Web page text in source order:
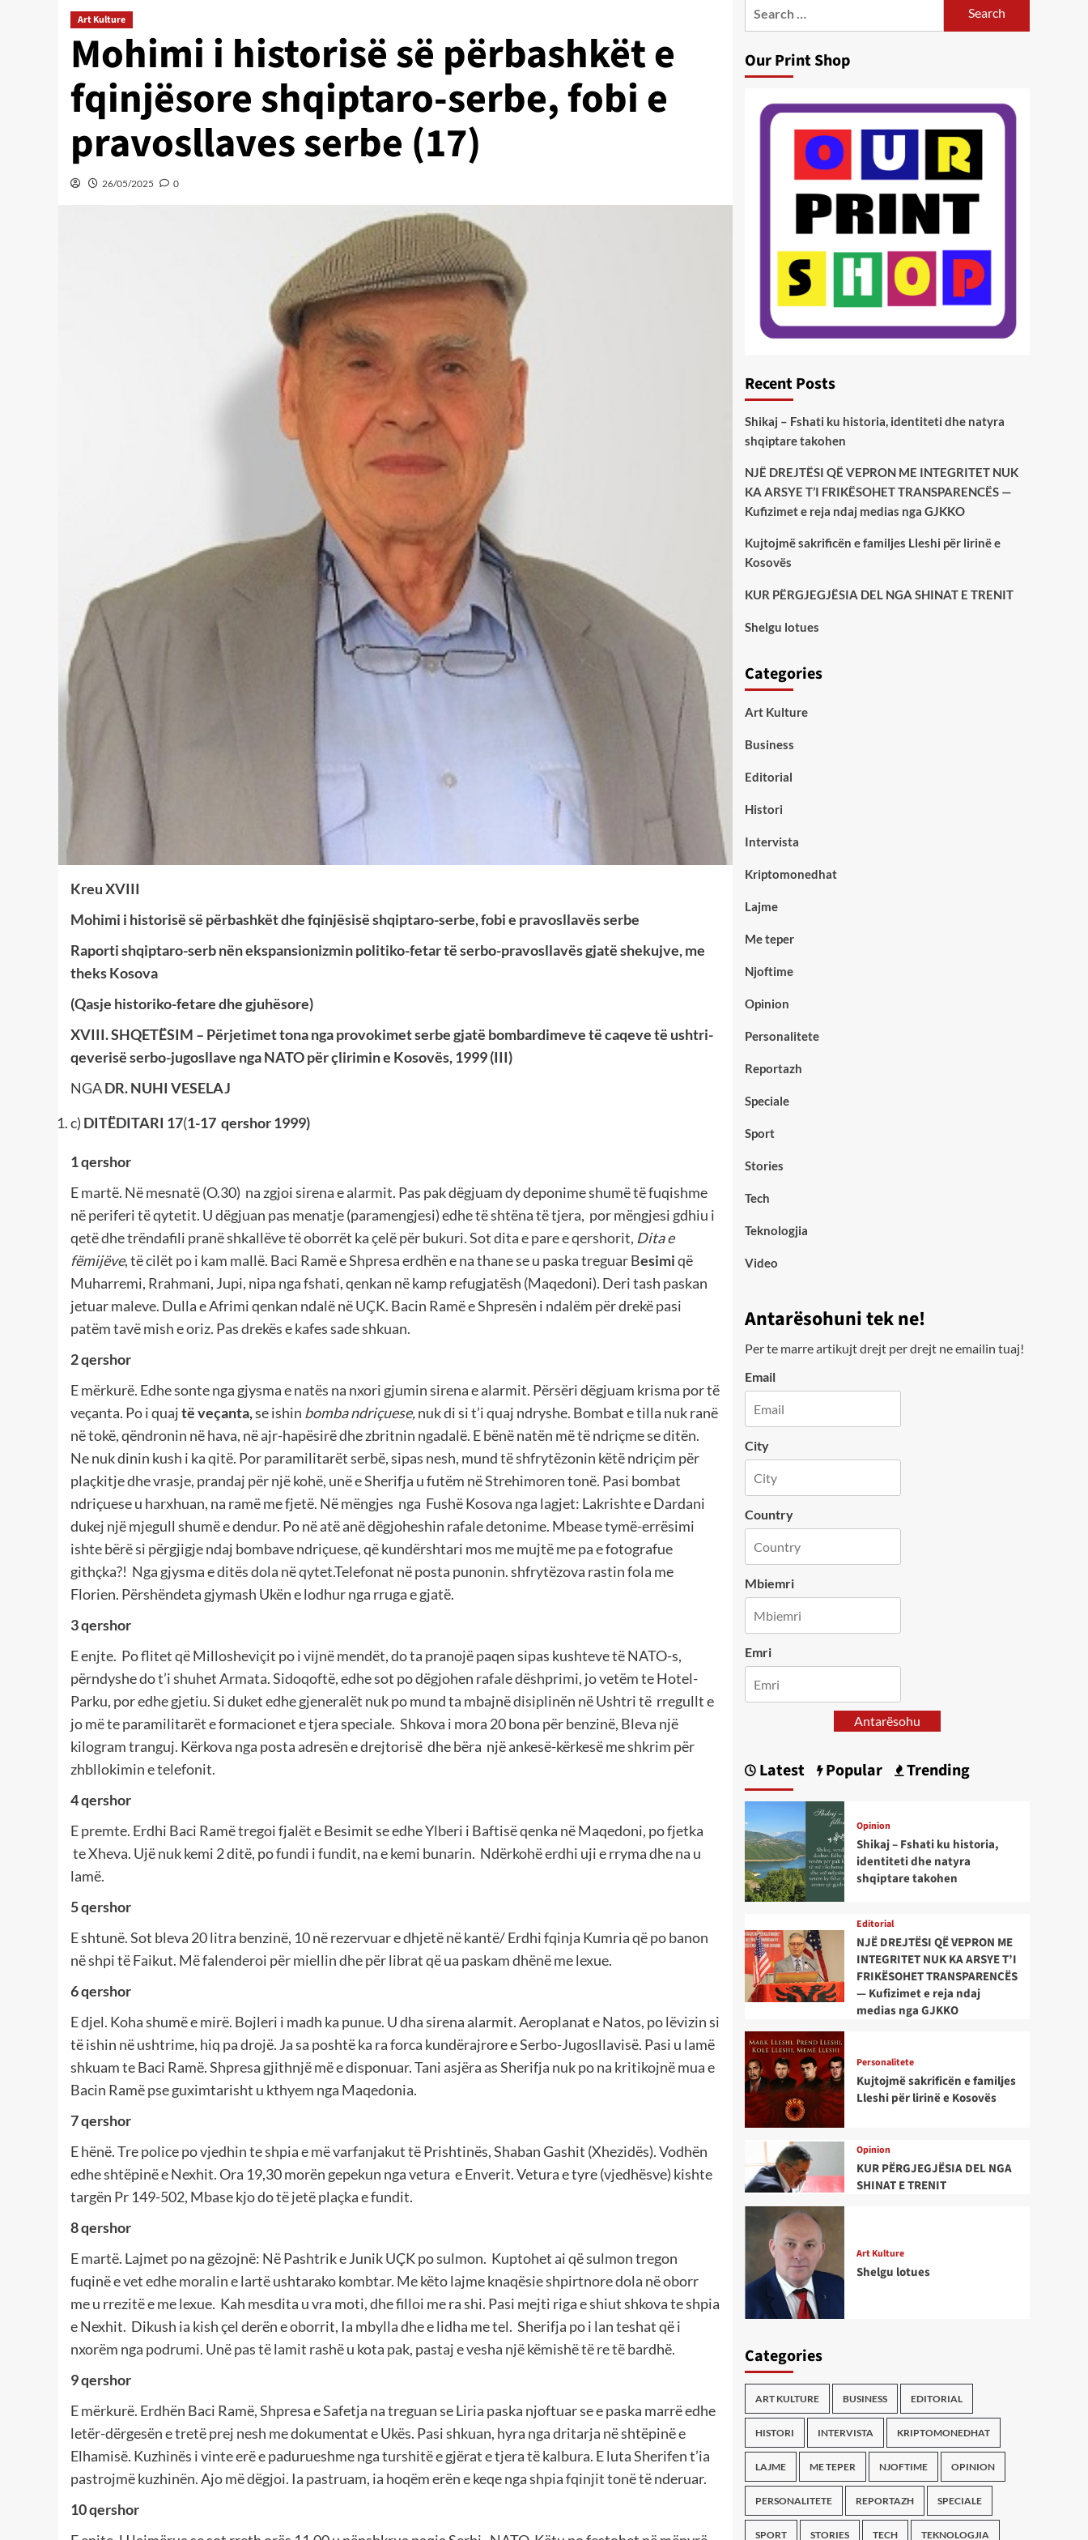
Art Kulture
Mohimi i historisë së përbashkët e
fqinjësore shqiptaro-serbe, fobi e
pravosllaves serbe (17)
26/05/2025 0
Kreu XVIII
Mohimi i historisë së përbashkët dhe fqinjësisë shqiptaro-serbe, fobi e pravosllavës serbe
Raporti shqiptaro-serb nën ekspansionizmin politiko-fetar të serbo-pravosllavës gjatë shekujve, me
theks Kosova
(Qasje historiko-fetare dhe gjuhësore)
XVIII. SHQETËSIM – Përjetimet tona nga provokimet serbe gjatë bombardimeve të caqeve të ushtri-
qeverisë serbo-jugosllave nga NATO për çlirimin e Kosovës, 1999 (III)
NGADR. NUHI VESELAJ
c) DITËDITARI 17(1-17 qershor 1999)
1 qershor
E martë. Në mesnatë (O.30) na zgjoi sirena e alarmit. Pas pak dëgjuam dy deponime shumë të fuqishme
në periferi të qytetit. U dëgjuan pas menatje (paramengjesi) edhe të shtëna të tjera, por mëngjesi gdhiu i
qetë dhe trëndafili pranë shkallëve të oborrët ka çelë për bukuri. Sot dita e pare e qershorit, Dita e
fëmijëve, të cilët po i kam mallë. Baci Ramë e Shpresa erdhën e na thane se u paska treguar Besimiqë
Muharremi, Rrahmani, Jupi, nipa nga fshati, qenkan në kamp refugjatësh (Maqedoni). Deri tash paskan
jetuar maleve. Dulla e Afrimi qenkan ndalë në UÇK. Bacin Ramë e Shpresën i ndalëm për drekë pasi
patëm tavë mish e oriz. Pas drekës e kafes sade shkuan.
2 qershor
E mërkurë. Edhe sonte nga gjysma e natës na nxori gjumin sirena e alarmit. Përsëri dëgjuam krisma por të
veçanta. Po i quajtë veçanta,se ishin bomba ndriçuese,nuk di si t’i quaj ndryshe. Bombat e tilla nuk ranë
në tokë, qëndronin në hava, në ajr-hapësirë dhe zbritnin ngadalë. E bënë natën më të ndriçme se ditën.
Ne nuk dinin kush i ka qitë. Por paramilitarët serbë, sipas nesh, mund të shfrytëzonin këtë ndriçim për
plaçkitje dhe vrasje, prandaj për një kohë, unë e Sherifja u futëm në Strehimoren tonë. Pasi bombat
ndriçuese u harxhuan, na ramë me fjetë. Në mëngjes nga Fushë Kosova nga lagjet: Lakrishte e Dardani
dukej një mjegull shumë e dendur. Po në atë anë dëgjoheshin rafale detonime. Mbease tymë-errësimi
ishte bërë si përgjigje ndaj bombave ndriçuese, që kundërshtari mos me mujtë me pa e fotografue
githçka?! Nga gjysma e ditës dola në qytet.Telefonat në posta punonin. shfrytëzova rastin fola me
Florien. Përshëndeta gjymash Ukën e lodhur nga rruga e gjatë.
3 qershor
E enjte. Po flitet që Millosheviçit po i vijnë mendët, do ta pranojë paqen sipas kushteve të NATO-s,
përndyshe do t’i shuhet Armata. Sidoqoftë, edhe sot po dëgjohen rafale dëshprimi, jo vetëm te Hotel-
Parku, por edhe gjetiu. Si duket edhe gjeneralët nuk po mund ta mbajnë disiplinën në Ushtri të rregullt e
jo më te paramilitarët e formacionet e tjera speciale. Shkova i mora 20 bona për benzinë, Bleva një
kilogram tranguj. Kërkova nga posta adresën e drejtorisë dhe bëra një ankesë-kërkesë me shkrim për
zhbllokimin e telefonit.
4 qershor
E premte. Erdhi Baci Ramë tregoi fjalët e Besimit se edhe Ylberi i Baftisë qenka në Maqedoni, po fjetka
te Xheva. Ujë nuk kemi 2 ditë, po fundi i fundit, na e kemi bunarin. Ndërkohë erdhi uji e rryma dhe na u
lamë.
5 qershor
E shtunë. Sot bleva 20 litra benzinë, 10 në rezervuar e dhjetë në kantë/ Erdhi fqinja Kumria që po banon
në shpi të Faikut. Më falenderoi për miellin dhe për librat që ua paskam dhënë me lexue.
6 qershor
E djel. Koha shumë e mirë. Bojleri i madh ka punue. U dha sirena alarmit. Aeroplanat e Natos, po lëvizin si
të ishin në ushtrime, hiq pa drojë. Ja sa poshtë ka ra forca kundërajrore e Serbo-Jugosllavisë. Pasi u lamë
shkuam te Baci Ramë. Shpresa gjithnjë më e disponuar. Tani asjëra as Sherifja nuk po na kritikojnë mua e
Bacin Ramë pse guximtarisht u kthyem nga Maqedonia.
7 qershor
E hënë. Tre police po vjedhin te shpia e më varfanjakut të Prishtinës, Shaban Gashit (Xhezidës). Vodhën
edhe shtëpinë e Nexhit. Ora 19,30 morën gepekun nga vetura e Enverit. Vetura e tyre (vjedhësve) kishte
targën Pr 149-502, Mbase kjo do të jetë plaçka e fundit.
8 qershor
E martë. Lajmet po na gëzojnë: Në Pashtrik e Junik UÇK po sulmon. Kuptohet ai që sulmon tregon
fuqinë e vet edhe moralin e lartë ushtarako kombtar. Me këto lajme knaqësie shpirtnore dola në oborr
me u rrezitë e me lexue. Kah mesdita u vra moti, dhe filloi me ra shi. Pasi mejti riga e shiut shkova te shpia
e Nexhit. Dikush ia kish çel derën e oborrit, Ia mbylla dhe e lidha me tel. Sherifja po i lan teshat që i
nxorëm nga podrumi. Unë pas të lamit rashë u kota pak, pastaj e vesha një këmishë të re të bardhë.
9 qershor
E mërkurë. Erdhën Baci Ramë, Shpresa e Safetja na treguan se Liria paska njoftuar se e paska marrë edhe
letër-dërgesën e tretë prej nesh me dokumentat e Ukës. Pasi shkuan, hyra nga dritarja në shtëpinë e
Elhamisë. Kuzhinës i vinte erë e padurueshme nga turshitë e gjërat e tjera të kalbura. E luta Sherifen t’ia
pastrojmë kuzhinën. Ajo më dëgjoi. Ia pastruam, ia hoqëm erën e keqe nga shpia fqinjit tonë të nderuar.
10 qershor
Our Print Shop
Recent Posts
Shikaj – Fshati ku historia, identiteti dhe natyra
shqiptare takohen
NJË DREJTËSI QË VEPRON ME INTEGRITET NUK
KA ARSYE T’I FRIKËSOHET TRANSPARENCËS —
Kufizimet e reja ndaj medias nga GJKKO
Kujtojmë sakrificën e familjes Lleshi për lirinë e
Kosovës
KUR PËRGJEGJËSIA DEL NGA SHINAT E TRENIT
Shelgu lotues
Categories
Art Kulture
Business
Editorial
Histori
Intervista
Kriptomonedhat
Lajme
Me teper
Njoftime
Opinion
Personalitete
Reportazh
Speciale
Sport
Stories
Tech
Teknologjia
Video
Antarësohuni tek ne!
Per te marre artikujt drejt per drejt ne emailin tuaj!
Email
City
Country
Mbiemri
Emri
Antarësohu
Latest Popular Trending
Opinion
Shikaj – Fshati ku historia,
identiteti dhe natyra
shqiptare takohen
Editorial
NJË DREJTËSI QË VEPRON ME
INTEGRITET NUK KA ARSYE T’I
FRIKËSOHET TRANSPARENCËS
— Kufizimet e reja ndaj
medias nga GJKKO
Personalitete
Kujtojmë sakrificën e familjes
Lleshi për lirinë e Kosovës
Opinion
KUR PËRGJEGJËSIA DEL NGA
SHINAT E TRENIT
Art Kulture
Shelgu lotues
Categories
ART KULTURE BUSINESS EDITORIAL
HISTORI INTERVISTA KRIPTOMONEDHAT
LAJME ME TEPER NJOFTIME OPINION
PERSONALITETE REPORTAZH SPECIALE
SPORT STORIES TECH TEKNOLOGJIA